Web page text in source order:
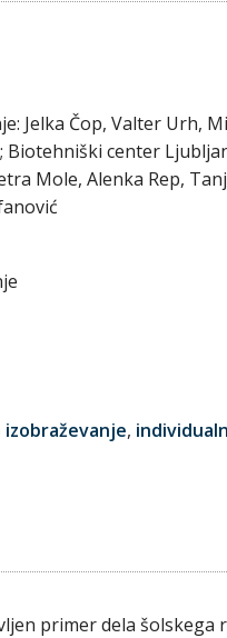
Jelka Čop, Valter Urh,
Biotehniški center
Mole, Alenka Rep,
,
primer dela